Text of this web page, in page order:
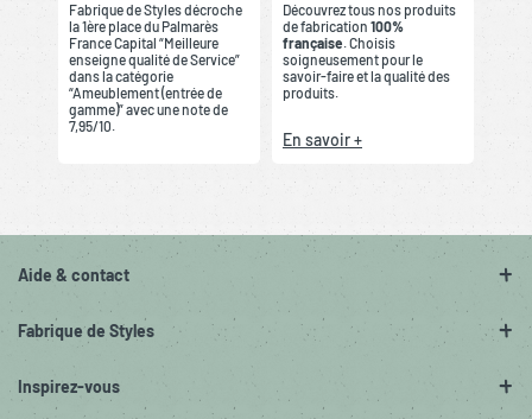
Fabrique de Styles décroche
la 1ère place du Palmarès
France Capital “Meilleure
enseigne qualité de Service”
dans la catégorie
“Ameublement (entrée de
gamme)” avec une note de
7,95/10.
Découvrez tous nos produits
de fabrication 100%
française. Choisis
soigneusement pour le
savoir-faire et la qualité des
produits.
En savoir +
Aide & contact
Fabrique de Styles
Inspirez-vous